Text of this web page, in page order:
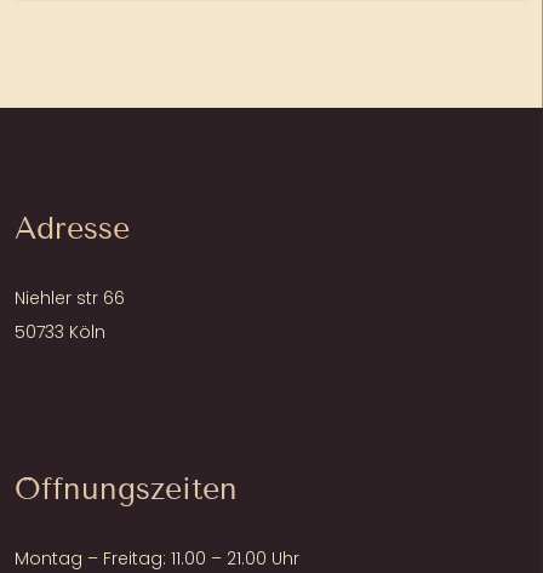
Adresse
Niehler str 66
50733 Köln
Öffnungszeiten
Montag – Freitag: 11.00 – 21.00 Uhr